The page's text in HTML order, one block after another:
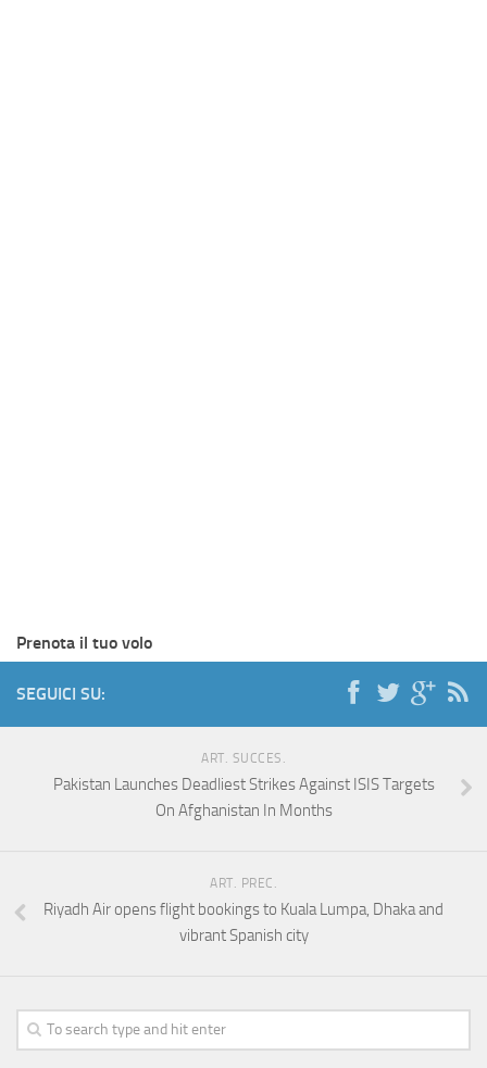
Prenota il tuo volo
SEGUICI SU:
ART. SUCCES.
Pakistan Launches Deadliest Strikes Against ISIS Targets
On Afghanistan In Months
ART. PREC.
Riyadh Air opens flight bookings to Kuala Lumpa, Dhaka and
vibrant Spanish city